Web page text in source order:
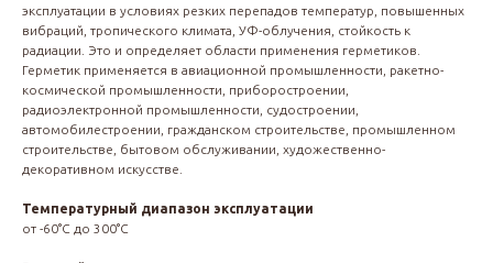
эксплуатации в условиях резких перепадов температур, повышенных
вибраций, тропического климата, УФ-облучения, стойкость к
радиации. Это и определяет области применения герметиков.
Герметик применяется в авиационной промышленности, ракетно-
космической промышленности, приборостроении,
радиоэлектронной промышленности, судостроении,
автомобилестроении, гражданском строительстве, промышленном
строительстве, бытовом обслуживании, художественно-
декоративном искусстве.
Температурный диапазон эксплуатации
от -60°С до 300°С